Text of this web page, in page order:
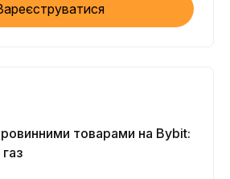
товарами на Bybit: